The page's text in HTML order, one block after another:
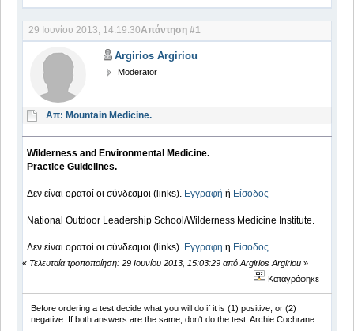
29 Ιουνίου 2013, 14:19:30Απάντηση #1
Argirios Argiriou
Moderator
Απ: Mountain Medicine.
Wilderness and Environmental Medicine.
Practice Guidelines.
Δεν είναι ορατοί οι σύνδεσμοι (links). Εγγραφή ή Είσοδος
National Outdoor Leadership School/Wilderness Medicine ­Institute.
Δεν είναι ορατοί οι σύνδεσμοι (links). Εγγραφή ή Είσοδος
« Τελευταία τροποποίηση: 29 Ιουνίου 2013, 15:03:29 από Argirios Argiriou »
Καταγράφηκε
Before ordering a test decide what you will do if it is (1) positive, or (2)
negative. If both answers are the same, don't do the test. Archie Cochrane.